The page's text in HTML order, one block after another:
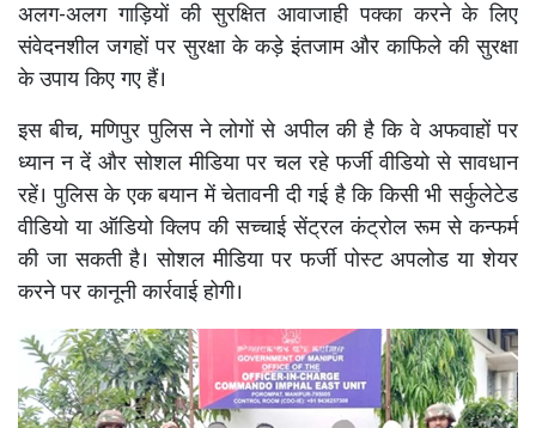
अलग-अलग गाड़ियों की सुरक्षित आवाजाही पक्का करने के लिए
संवेदनशील जगहों पर सुरक्षा के कड़े इंतजाम और काफिले की सुरक्षा
के उपाय किए गए हैं।
इस बीच, मणिपुर पुलिस ने लोगों से अपील की है कि वे अफवाहों पर
ध्यान न दें और सोशल मीडिया पर चल रहे फर्जी वीडियो से सावधान
रहें। पुलिस के एक बयान में चेतावनी दी गई है कि किसी भी सर्कुलेटेड
वीडियो या ऑडियो क्लिप की सच्चाई सेंट्रल कंट्रोल रूम से कन्फर्म
की जा सकती है। सोशल मीडिया पर फर्जी पोस्ट अपलोड या शेयर
करने पर कानूनी कार्रवाई होगी।